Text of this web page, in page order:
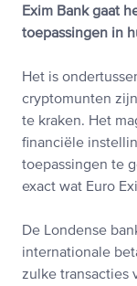
Exim Bank gaat
toepassingen in
Het is
cryptomunten
te kraken. Het
financiële
toepassingen te
exact wat Euro
De Londense
internationale
zulke transacties